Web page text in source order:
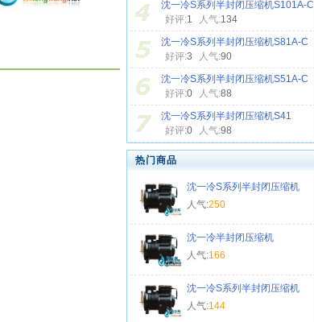
沈一冷S系列半封闭压缩机S101A-C
好评:1 人气:134
沈一冷S系列半封闭压缩机S81A-C
好评:3 人气:90
沈一冷S系列半封闭压缩机S51A-C
好评:0 人气:88
沈一冷S系列半封闭压缩机S41
好评:0 人气:98
热门商品
沈一冷S系列半封闭压缩机
人气:250
沈一冷半封闭压缩机
人气:166
沈一冷S系列半封闭压缩机
人气:144